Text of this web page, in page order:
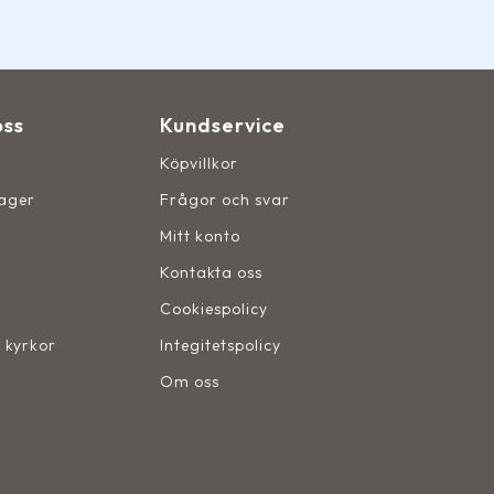
kyrkor
Kundservice
Köpvillkor
Frågor och svar
Mitt konto
Kontakta oss
Cookiespolicy
Integitetspolicy
Om oss